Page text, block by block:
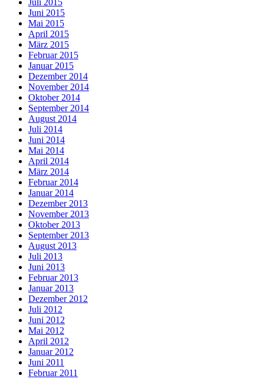
Juli 2015
Juni 2015
Mai 2015
April 2015
März 2015
Februar 2015
Januar 2015
Dezember 2014
November 2014
Oktober 2014
September 2014
August 2014
Juli 2014
Juni 2014
Mai 2014
April 2014
März 2014
Februar 2014
Januar 2014
Dezember 2013
November 2013
Oktober 2013
September 2013
August 2013
Juli 2013
Juni 2013
Februar 2013
Januar 2013
Dezember 2012
Juli 2012
Juni 2012
Mai 2012
April 2012
Januar 2012
Juni 2011
Februar 2011